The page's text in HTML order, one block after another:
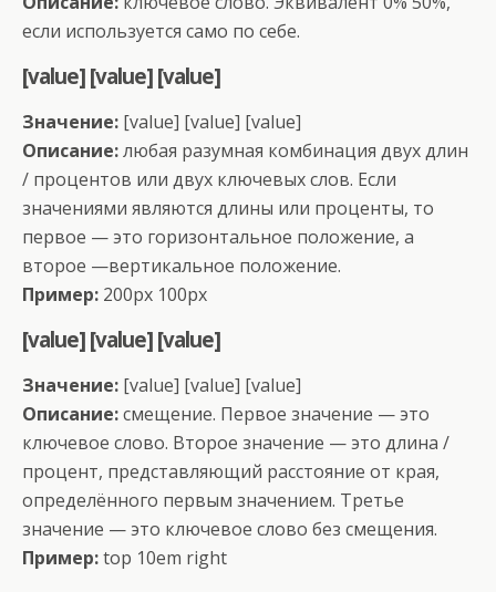
если используется само по себе.
[value] [value] [value]
Значение: [value] [value] [value]
Описание:любая разумная комбинация двух длин
/ процентов или двух ключевых слов. Если
значениями являются длины или проценты, то
первое — это горизонтальное положение, а
второе —вертикальное положение.
Пример: 200px 100px
[value] [value] [value]
Значение: [value] [value] [value]
Описание:смещение. Первое значение — это
ключевое слово. Второе значение — это длина /
процент, представляющий расстояние от края,
определённого первым значением. Третье
значение — это ключевое слово без смещения.
Пример:top 10em right